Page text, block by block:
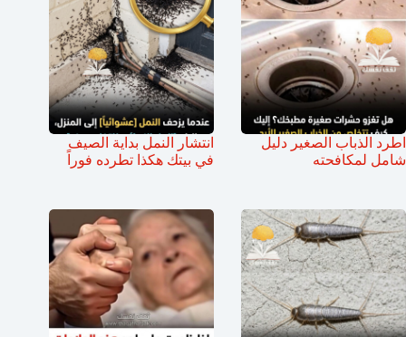
اطرد الذباب الصغير دليل
شامل لمكافحته
انتشار النمل بداية الصيف
في بيتك هكذا تطرده فوراً